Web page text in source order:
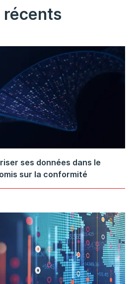
récents
ses données dans le
sur la conformité